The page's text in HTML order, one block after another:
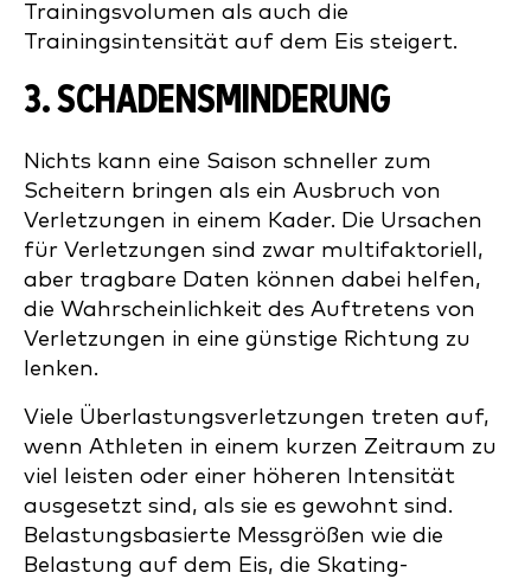
Trainingsvolumen als auch die
Trainingsintensität auf dem Eis steigert.
3. SCHADENSMINDERUNG
Nichts kann eine Saison schneller zum
Scheitern bringen als ein Ausbruch von
Verletzungen in einem Kader. Die Ursachen
für Verletzungen sind zwar multifaktoriell,
aber tragbare Daten können dabei helfen,
die Wahrscheinlichkeit des Auftretens von
Verletzungen in eine günstige Richtung zu
lenken.
Viele Überlastungsverletzungen treten auf,
wenn Athleten in einem kurzen Zeitraum zu
viel leisten oder einer höheren Intensität
ausgesetzt sind, als sie es gewohnt sind.
Belastungsbasierte Messgrößen wie die
Belastung auf dem Eis, die Skating-